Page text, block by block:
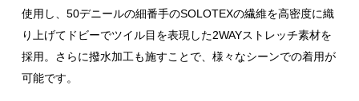
使用し、50デニールの細番手のSOLOTEXの繊維を高密度に織
り上げてドビーでツイル目を表現した2WAYストレッチ素材を
採用。さらに撥水加工も施すことで、様々なシーンでの着用が
可能です。